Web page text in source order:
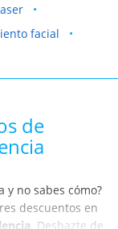
facial
de
no sabes cómo?
descuentos en
. Deshazte de